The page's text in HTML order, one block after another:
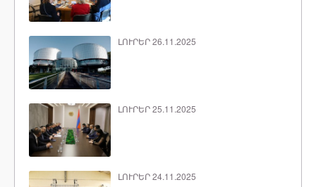
ԼՈՒՐԵՐ 26.11.2025
ԼՈՒՐԵՐ 25.11.2025
ԼՈՒՐԵՐ 24.11.2025